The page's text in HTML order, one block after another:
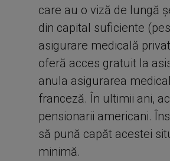
care au o viză de lungă
din capital suficiente
asigurare medicală
oferă acces gratuit la
anula asigurarea
franceză. În ultimii ani,
pensionarii americani.
să pună capăt acestei
minimă.